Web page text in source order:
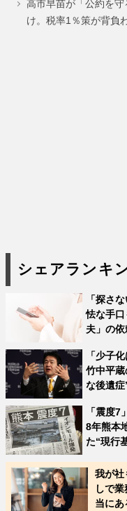
高市早苗が「公約を
け。税率1％策が背負
シェアランキ
「探さ
怯な手
夫」の
「少子
竹中平
な後遺症
「震度
8年熊本
た“現行
我が社
しで
当にあ